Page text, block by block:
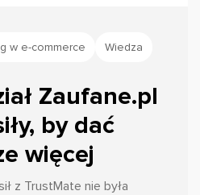
w e-commerce Wiedza
Zaufane.pl
by dać
więcej
z TrustMate nie była